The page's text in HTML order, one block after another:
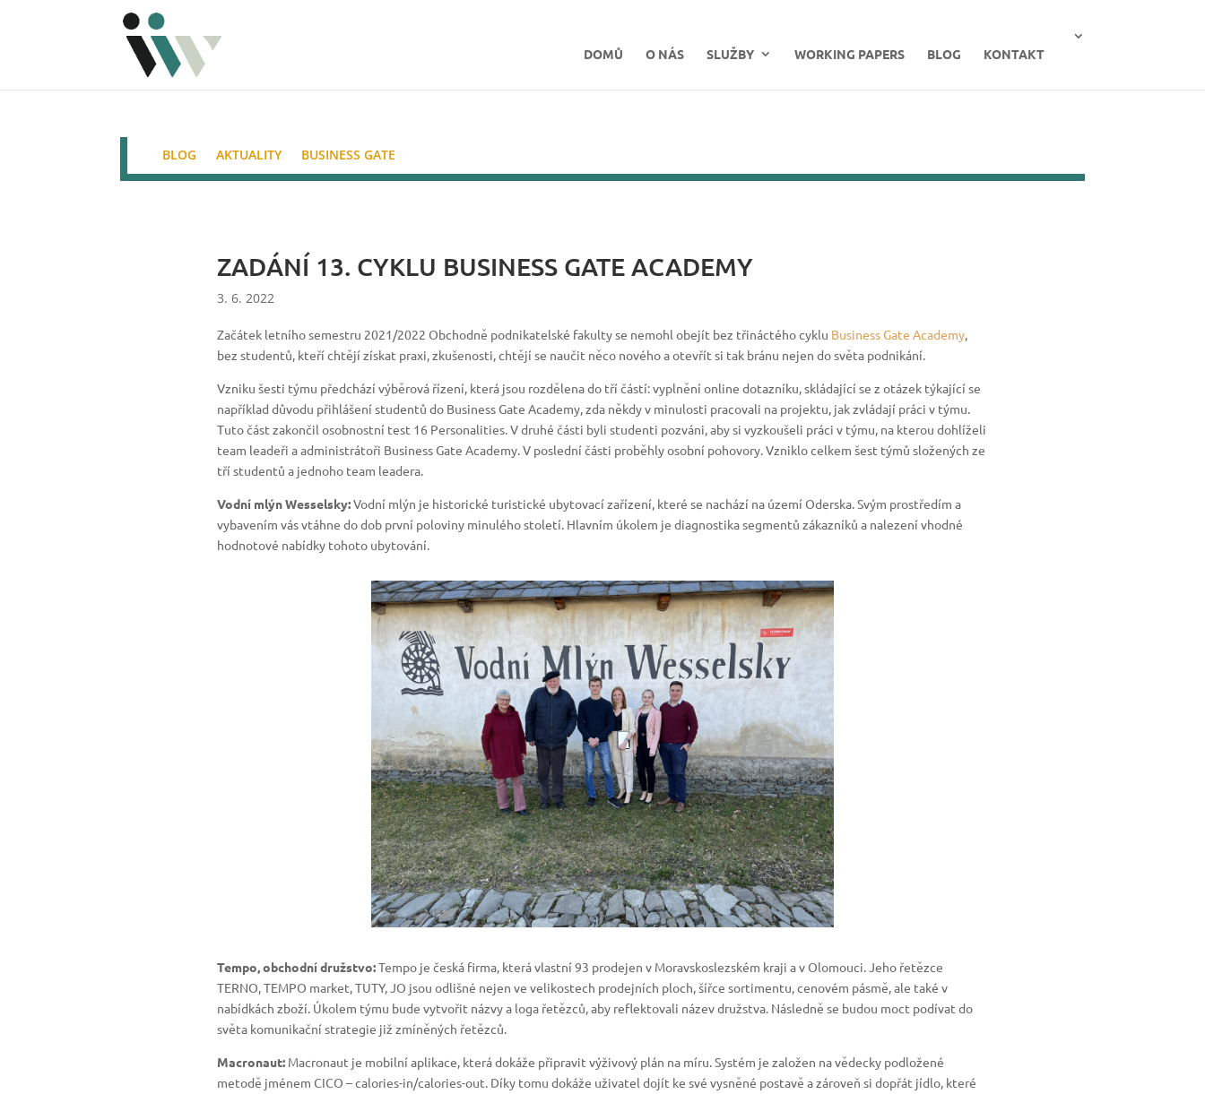
DOMŮ O NÁS SLUŽBY WORKING PAPERS BLOG KONTAKT
BLOG AKTUALITY BUSINESS GATE
ZADÁNÍ 13. CYKLU BUSINESS GATE ACADEMY
3. 6. 2022
Začátek letního semestru 2021/2022 Obchodně podnikatelské fakulty se nemohl obejít bez třináctého cyklu Business Gate Academy,
bez studentů, kteří chtějí získat praxi, zkušenosti, chtějí se naučit něco nového a otevřít si tak bránu nejen do světa podnikání.
Vzniku šesti týmu předchází výběrová řízení, která jsou rozdělena do tří částí: vyplnění online dotazníku, skládající se z otázek týkající se
například důvodu přihlášení studentů do Business Gate Academy, zda někdy v minulosti pracovali na projektu, jak zvládají práci v týmu.
Tuto část zakončil osobnostní test 16 Personalities. V druhé části byli studenti pozváni, aby si vyzkoušeli práci v týmu, na kterou dohlíželi
team leadeři a administrátoři Business Gate Academy. V poslední části proběhly osobní pohovory. Vzniklo celkem šest týmů složených ze
tří studentů a jednoho team leadera.
Vodní mlýn Wesselsky:Vodní mlýn je historické turistické ubytovací zařízení, které se nachází na území Oderska. Svým prostředím a
vybavením vás vtáhne do dob první poloviny minulého století. Hlavním úkolem je diagnostika segmentů zákazníků a nalezení vhodné
hodnotové nabídky tohoto ubytování.
Tempo, obchodní družstvo:Tempo je česká firma, která vlastní 93 prodejen v Moravskoslezském kraji a v Olomouci. Jeho řetězce
TERNO, TEMPO market, TUTY, JO jsou odlišné nejen ve velikostech prodejních ploch, šířce sortimentu, cenovém pásmě, ale také v
nabídkách zboží. Úkolem týmu bude vytvořit názvy a loga řetězců, aby reflektovali název družstva. Následně se budou moct podívat do
světa komunikační strategie již zmíněných řetězců.
Macronaut:Macronaut je mobilní aplikace, která dokáže připravit výživový plán na míru. Systém je založen na vědecky podložené
metodě jménem CICO – calories-in/calories-out. Díky tomu dokáže uživatel dojít ke své vysněné postavě a zároveň si dopřát jídlo, které